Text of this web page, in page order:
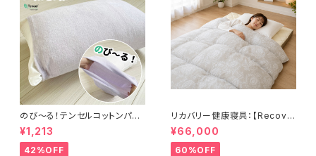
のび〜る！テンセルコットンパイ
ル・ピローカバー 32×52cm〜
43×63cm
¥1,213
42%OFF
リカバリー健康寝具：【Recove
rion】リカバリオン羽毛掛け布団
プラウシオン®加工
¥66,000
60%OFF